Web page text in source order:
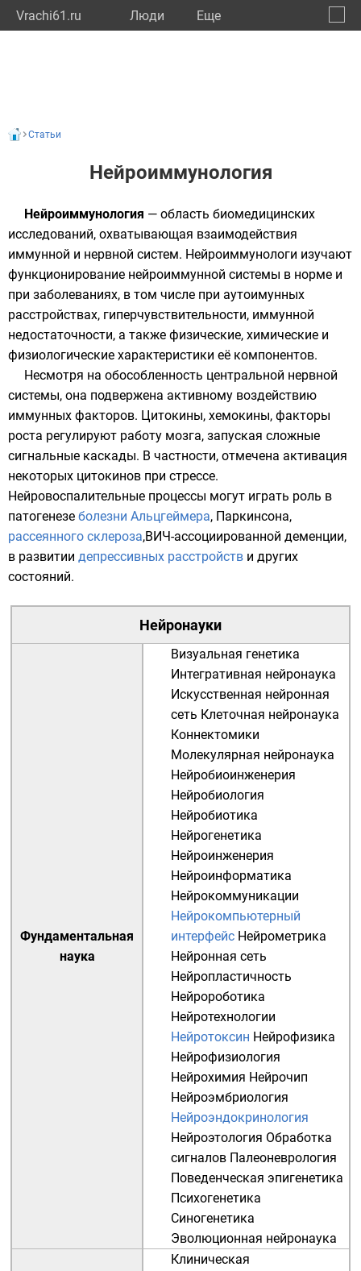
Vrachi61.ru Люди Eще
Статьи
Нейроиммунология
Нейроиммунология — область биомедицинских
исследований, охватывающая взаимодействия
иммунной и нервной систем. Нейроиммунологи изучают
функционирование нейроиммунной системы в норме и
при заболеваниях, в том числе при аутоимунных
расстройствах, гиперчувствительности, иммунной
недостаточности, а также физические, химические и
физиологические характеристики её компонентов.
Несмотря на обособленность центральной нервной
системы, она подвержена активному воздействию
иммунных факторов. Цитокины, хемокины, факторы
роста регулируют работу мозга, запуская сложные
сигнальные каскады. В частности, отмечена активация
некоторых цитокинов при стрессе.
Нейровоспалительные процессы могут играть роль в
патогенезе болезни Альцгеймера, Паркинсона,
рассеянного склероза,ВИЧ-ассоциированной деменции,
в развитии депрессивных расстройств и других
состояний.
Нейронауки
Фундаментальная
наука
Визуальная генетика
Интегративная нейронаука
Искусственная нейронная
сеть Клеточная нейронаука
Коннектомики
Молекулярная нейронаука
Нейробиоинженерия
Нейробиология
Нейробиотика
Нейрогенетика
Нейроинженерия
Нейроинформатика
Нейрокоммуникации
Нейрокомпьютерный
интерфейс Нейрометрика
Нейронная сеть
Нейропластичность
Нейророботика
Нейротехнологии
Нейротоксин Нейрофизика
Нейрофизиология
Нейрохимия Нейрочип
Нейроэмбриология
Нейроэндокринология
Нейроэтология Обработка
сигналов Палеоневрология
Поведенческая эпигенетика
Психогенетика
Синогенетика
Эволюционная нейронаука
Клиническая